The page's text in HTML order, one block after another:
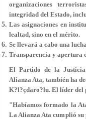
organizaciones
integridad del Estado,
Las asignaciones en
lealtad, sino en el mérito.
Se llevará a cabo una
Transparencia y apertura
El Partido de la
Alianza Ata, también ha
K?l?çdaro?lu. El líder del
"Habíamos formado la
La Alianza Ata cumplió